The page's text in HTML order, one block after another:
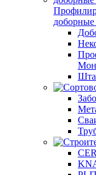
доборные